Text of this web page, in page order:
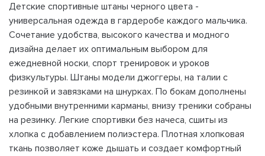
Детские спортивные штаны черного цвета -
универсальная одежда в гардеробе каждого мальчика.
Сочетание удобства, высокого качества и модного
дизайна делает их оптимальным выбором для
ежедневной носки, спорт тренировок и уроков
физкультуры. Штаны модели джоггеры, на талии с
резинкой и завязками на шнурках. По бокам дополнены
удобными внутренними карманы, внизу треники собраны
на резинку. Легкие спортивки без начеса, сшиты из
хлопка с добавлением полиэстера. Плотная хлопковая
ткань позволяет коже дышать и создает комфортный